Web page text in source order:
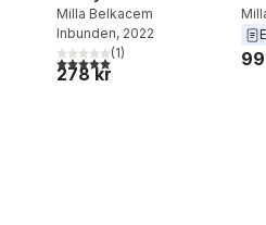
prematurföräldrar
Milla Belkacem
Inbunden, 2022
5,0utav 5 stjärnor. Totalt antal
(1)
278 kr